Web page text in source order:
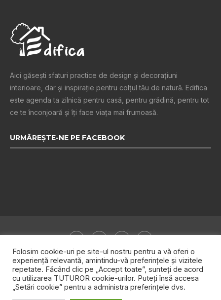
Aici găsești sfaturi practice de design şi decoraţiuni
interioare, dar și inspiraţie pentru colţul tău de natură. Edifica
este agenda ta zilnică pentru casă, pentru grădină, pentru tot
ce te înconjoară şi îţi face viaţa mai frumoasă.
URMĂREȘTE-NE PE FACEBOOK
Despre noi Publicitate
Politica de confidențialitate
Contact
Folosim cookie-uri pe site-ul nostru pentru a vă oferi o
experiență relevantă, amintindu-vă preferințele și vizitele
repetate. Făcând clic pe „Accept toate”, sunteți de acord
cu utilizarea TUTUROR cookie-urilor. Puteți însă accesa
„Setări cookie” pentru a administra preferințele dvs.